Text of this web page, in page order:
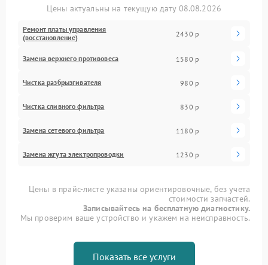
Цены актуальны на текущую дату 08.08.2026
Ремонт платы управления
(восстановление)
2430 р
Замена верхнего противовеса 1580 р
Чистка разбрызгивателя 980 р
Чистка сливного фильтра 830 р
Замена сетевого фильтра 1180 р
Замена жгута электропроводки 1230 р
Цены в прайс-листе указаны ориентировочные, без учета
стоимости запчастей.
Записывайтесь на бесплатную диагностику.
Мы проверим ваше устройство и укажем на неисправность.
Показать все услуги